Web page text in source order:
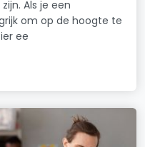
Als je een
om op de hoogte te
ee